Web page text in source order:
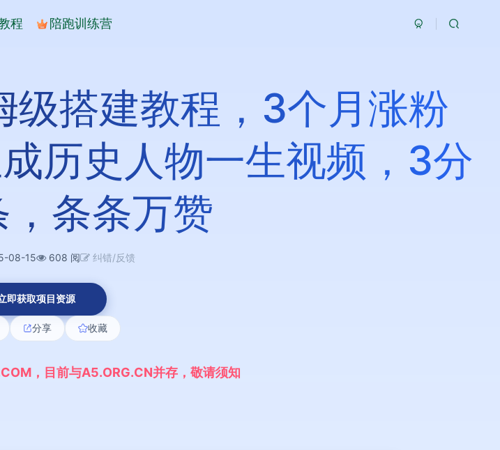
程 陪跑训练营
搭建教程，3个月涨粉
历史人物一生视频，3分
条条万赞
08-15 608 阅 纠错/反馈
即获取项目资源
分享 收藏
COM ， 目 前与A5.ORG.CN并存 ， 敬请须知